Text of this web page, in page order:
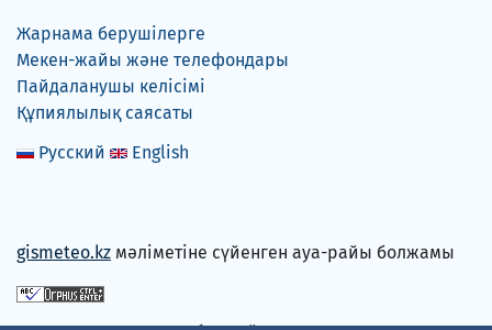
Жарнама берушілерге
Мекен-жайы және телефондары
Пайдаланушы келісімі
Құпиялылық саясаты
Русский
English
gismeteo.kz мәліметіне сүйенген ауа-райы болжамы